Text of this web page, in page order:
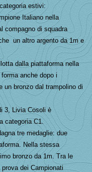
estivi:
Italiano nella
compagno di squadra
un altro argento da 1m e
dalla piattaforma nella
anche dopo i
un bronzo dal trampolino di
3, Livia Cosoli è
categoria C1.
tre medaglie: due
Nella stessa
bronzo da 1m. Tra le
dei Campionati